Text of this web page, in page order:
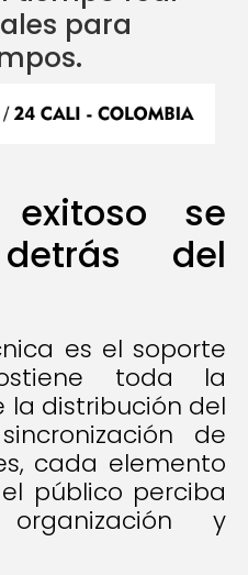
para
se
del
es el soporte
toda la
la distribución del
de
cada elemento
público perciba
organización y